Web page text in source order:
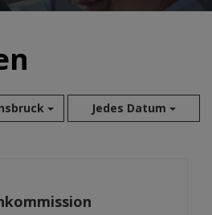
Jedes Datum
Jun 2026